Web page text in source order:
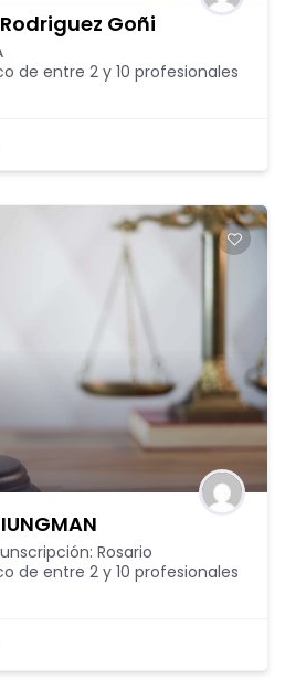
Goñi
de entre 2 y 10 profesionales
Rosario
de entre 2 y 10 profesionales